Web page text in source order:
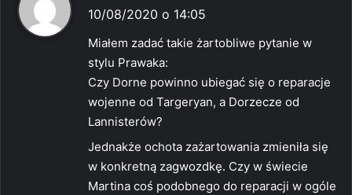
i
e
:
10/08/2020 o 14:05
Miałem zadać takie żartobliwe pytanie w
stylu Prawaka:
Czy Dorne powinno ubiegać się o reparacje
wojenne od Targeryan, a Dorzecze od
Lannisterów?
Jednakże ochota zażartowania zmieniła się
w konkretną zagwozdkę. Czy w świecie
Martina coś podobnego do reparacji w ogóle